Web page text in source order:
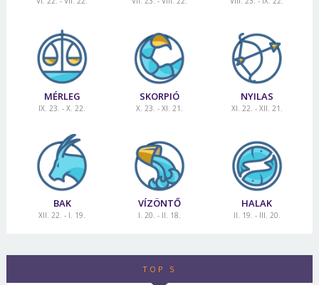
MÉRLEG
IX. 23. - X. 22.
SKORPIÓ
X. 23. - XI. 21.
NYILAS
XI. 22. - XII. 21.
BAK
XII. 22. - I. 19.
VÍZÖNTŐ
I. 20. - II. 18.
HALAK
II. 19. - III. 20.
TOP 5
Bejelentkezés